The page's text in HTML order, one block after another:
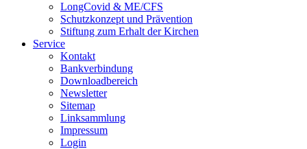
LongCovid & ME/CFS
Schutzkonzept und Prävention
Stiftung zum Erhalt der Kirchen
Service
Kontakt
Bankverbindung
Downloadbereich
Newsletter
Sitemap
Linksammlung
Impressum
Login